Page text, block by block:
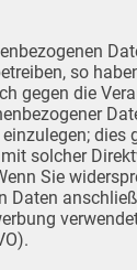
so
gegen die
dies
solcher
Sie
Daten